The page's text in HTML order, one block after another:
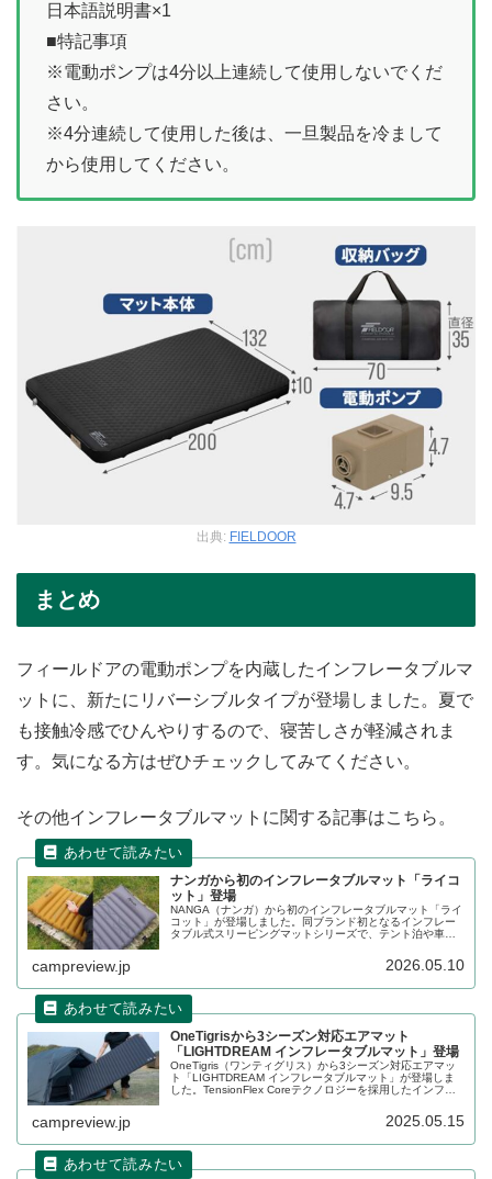
日本語説明書×1
■特記事項
※電動ポンプは4分以上連続して使用しないでくだ
さい。
※4分連続して使用した後は、一旦製品を冷まして
から使用してください。
出典: FIELDOOR
まとめ
フィールドアの電動ポンプを内蔵したインフレータブルマ
ットに、新たにリバーシブルタイプが登場しました。夏で
も接触冷感でひんやりするので、寝苦しさが軽減されま
す。気になる方はぜひチェックしてみてください。
その他インフレータブルマットに関する記事はこちら。
ナンガから初のインフレータブルマット「ライコ
ット」登場
NANGA（ナンガ）から初のインフレータブルマット「ライ
コット」が登場しました。同ブランド初となるインフレー
タブル式スリーピングマットシリーズで、テント泊や車中
campreview.jp 2026.05.10
OneTigrisから3シーズン対応エアマット
「LIGHTDREAM インフレータブルマット」登場
OneTigris（ワンティグリス）から3シーズン対応エアマッ
ト「LIGHTDREAM インフレータブルマット」が登場しま
した。TensionFlex Coreテクノロジーを採用したインフレ
削減、軽量化を実現するとともに、快適な寝心地を確保し
campreview.jp 2025.05.15